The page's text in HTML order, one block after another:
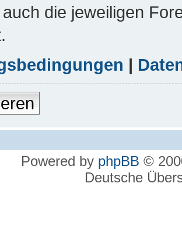
die jeweiligen
|
Powered by phpBB ©
Deutsche